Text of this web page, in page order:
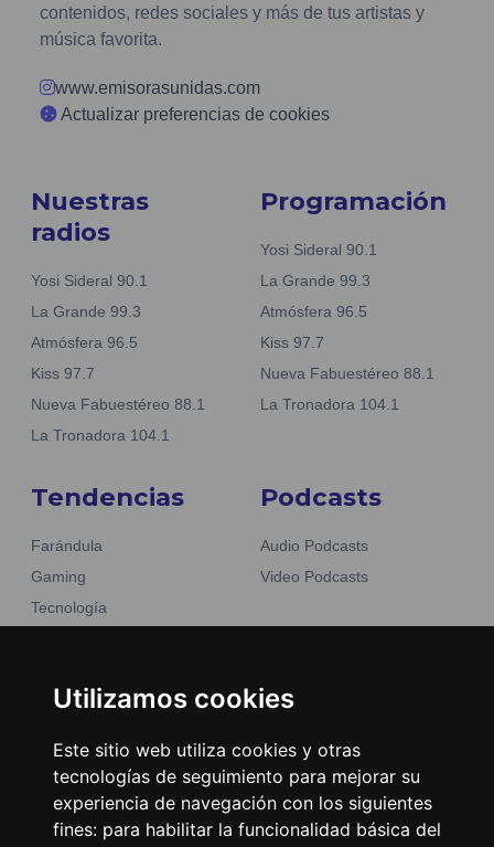
Utilizamos cookies
Este sitio web utiliza cookies y otras
tecnologías de seguimiento para mejorar su
experiencia de navegación con los siguientes
fines: para habilitar la funcionalidad básica del
contenidos, redes sociales y más de tus artistas y
música favorita.
www.emisorasunidas.com
Actualizar preferencias de cookies
Nuestras
radios
Yosi Sideral 90.1
La Grande 99.3
Atmósfera 96.5
Kiss 97.7
Nueva Fabuestéreo 88.1
La Tronadora 104.1
Programación
Yosi Sideral 90.1
La Grande 99.3
Atmósfera 96.5
Kiss 97.7
Nueva Fabuestéreo 88.1
La Tronadora 104.1
Tendencias
Farándula
Gaming
Tecnología
Noticias
Podcasts
Audio Podcasts
Video Podcasts
Emisoras Unidas
Encuéntranos
Contacto